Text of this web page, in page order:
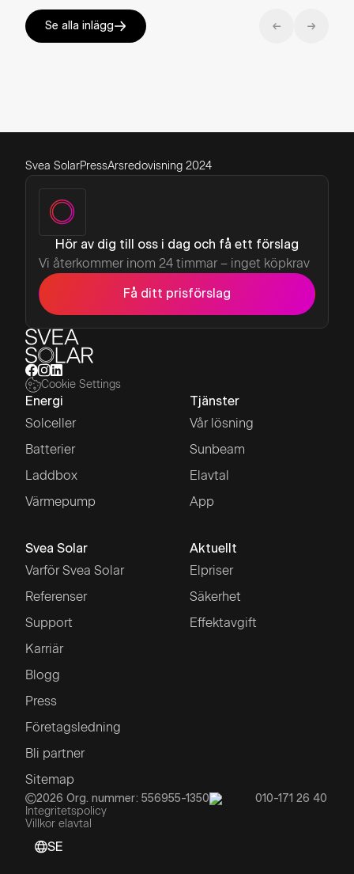
Se alla inlägg
Svea SolarPressArsredovisning 2024
Hör av dig till oss i dag och få ett förslag
Vi återkommer inom 24 timmar – inget köpkrav
Få ditt prisförslag
Cookie Settings
Energi
Solceller
Batterier
Laddbox
Värmepump
Tjänster
Vår lösning
Sunbeam
Elavtal
App
Svea Solar
Varför Svea Solar
Referenser
Support
Karriär
Blogg
Press
Företagsledning
Bli partner
Sitemap
Aktuellt
Elpriser
Säkerhet
Effektavgift
2026 Org. nummer: 556955-1350 010-171 26 40
Integritetspolicy
Villkor elavtal
SE